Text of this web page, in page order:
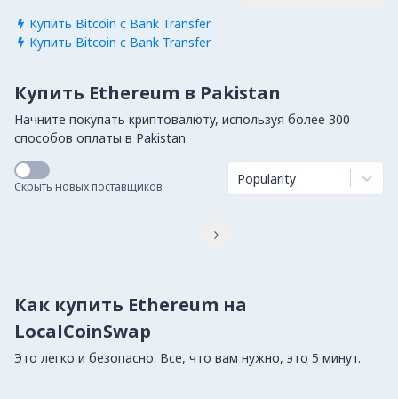
 Купить Bitcoin с Bank Transfer
 Купить Bitcoin с Bank Transfer
Купить Ethereum в Pakistan
Начните покупать криптовалюту, используя более 300
способов оплаты в Pakistan
Скрыть новых поставщиков Popularity

Как купить Ethereum на
LocalCoinSwap
Это легко и безопасно. Все, что вам нужно, это 5 минут.